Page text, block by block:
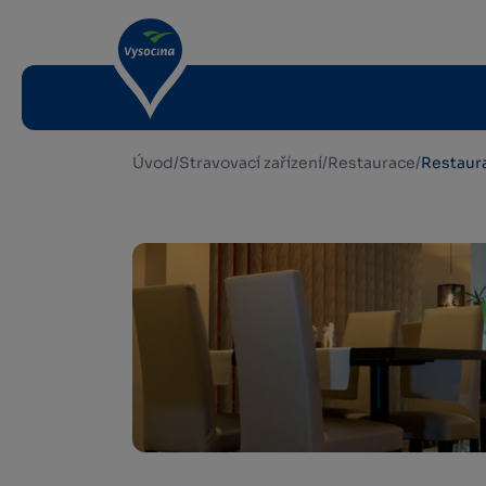
Úvod/Stravovací zařízení/Restaurace/